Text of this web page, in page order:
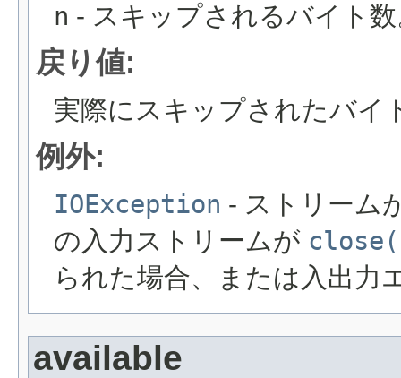
n - スキップされるバイト
戻り値:
実際にスキップされたバイ
例外:
IOException - ストリーム
の入力ストリームが
られた場合、または入出力
available